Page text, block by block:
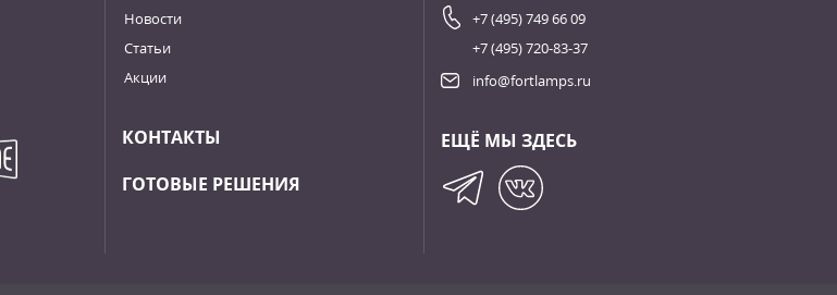
Новости
Статьи
Акции
КОНТАКТЫ
ГОТОВЫЕ РЕШЕНИЯ
+7 (495) 749 66 09
+7 (495) 720-83-37
info@fortlamps.ru
ЕЩЁ МЫ ЗДЕСЬ